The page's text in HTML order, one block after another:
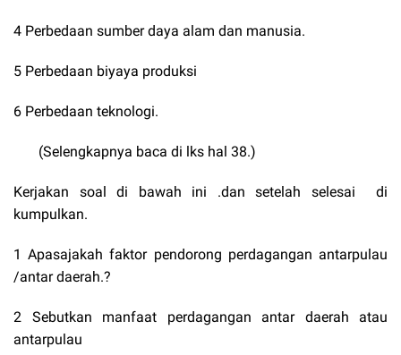
4 Perbedaan sumber daya alam dan manusia.
5 Perbedaan biyaya produksi
6 Perbedaan teknologi.
(Selengkapnya baca di lks hal 38.)
Kerjakan soal di bawah ini .dan setelah selesai di
kumpulkan.
1 Apasajakah faktor pendorong perdagangan antarpulau
/antar daerah.?
2 Sebutkan manfaat perdagangan antar daerah atau
antarpulau